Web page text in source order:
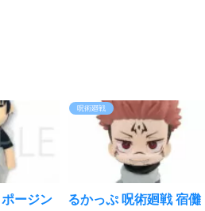
ージン
呪術廻戦
るかっぷ 呪術廻戦 宿儺